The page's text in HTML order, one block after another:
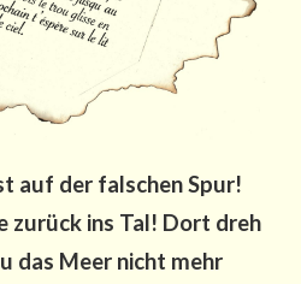
auf der fal­schen Spur!
zurück ins Tal! Dort dreh
das Meer nicht mehr